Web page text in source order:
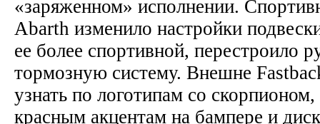
«заряженном» исполнении.
Abarth изменило настройки
ее более спортивной, перестроило
тормозную систему. Внешне
узнать по логотипам со
красным акцентам на бампере и